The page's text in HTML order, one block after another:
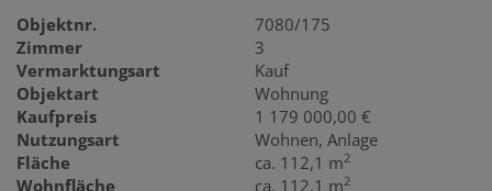
Objektnr.
7080/175
Zimmer
3
Vermarktungsart
Kauf
Objektart
Wohnung
Kaufpreis
1 179 000,00 €
Nutzungsart
Wohnen Anlage
Fläche
ca. 112,1 m2
Wohnfläche ca. 112,1 m2